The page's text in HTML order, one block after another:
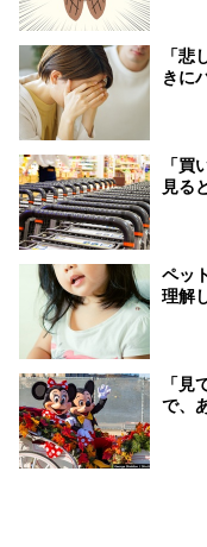
「
きに
「買
見る
ペッ
理解
「
で、